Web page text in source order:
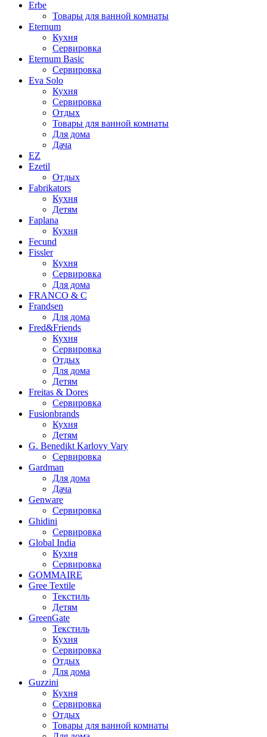
Erbe
Товары для ванной комнаты
Eternum
Кухня
Сервировка
Eternum Basic
Сервировка
Eva Solo
Кухня
Сервировка
Отдых
Товары для ванной комнаты
Для дома
Дача
EZ
Ezetil
Отдых
Fabrikators
Кухня
Детям
Faplana
Кухня
Fecund
Fissler
Кухня
Сервировка
Для дома
FRANCO & C
Frandsen
Для дома
Fred&Friends
Кухня
Сервировка
Отдых
Для дома
Детям
Freitas & Dores
Сервировка
Fusionbrands
Кухня
Детям
G. Benedikt Karlovy Vary
Сервировка
Gardman
Для дома
Дача
Genware
Сервировка
Ghidini
Сервировка
Global India
Кухня
Сервировка
GOMMAIRE
Gree Textile
Текстиль
Детям
GreenGate
Текстиль
Кухня
Сервировка
Отдых
Для дома
Guzzini
Кухня
Сервировка
Отдых
Товары для ванной комнаты